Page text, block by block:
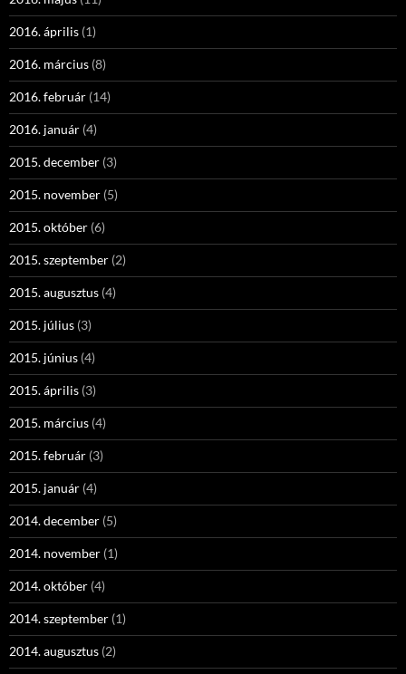
2016. április (1)
2016. március (8)
2016. február (14)
2016. január (4)
2015. december (3)
2015. november (5)
2015. október (6)
2015. szeptember (2)
2015. augusztus (4)
2015. július (3)
2015. június (4)
2015. április (3)
2015. március (4)
2015. február (3)
2015. január (4)
2014. december (5)
2014. november (1)
2014. október (4)
2014. szeptember (1)
2014. augusztus (2)